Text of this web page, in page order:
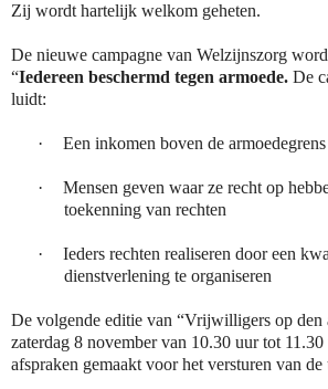
Zij wordt hartelijk welkom geheten.
De nieuwe campagne van Welzijnszorg
“Iedereen beschermd tegen armoede. De
luidt:
· Een inkomen boven de
·
Mensen geven waar ze recht op
toekenning van rechten
·
Ieders rechten realiseren door een
dienstverlening te organiseren
De volgende editie van “Vrijwilligers op den
zaterdag 8 november van 10.30 uur tot
afspraken gemaakt voor het versturen van